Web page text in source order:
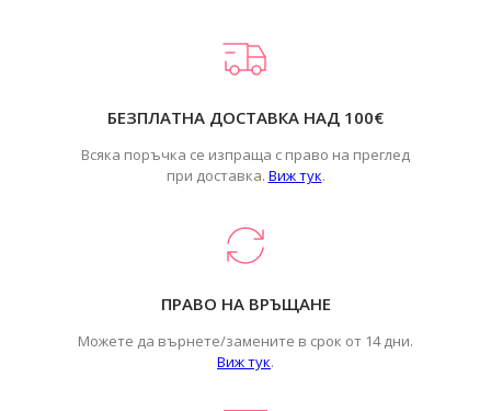
БЕЗПЛАТНА ДОСТАВКА НАД 100€
Всяка поръчка се изпраща с право на преглед
при доставка. Виж тук.
ПРАВО НА ВРЪЩАНЕ
Можете да върнете/замените в срок от 14 дни.
Виж тук.